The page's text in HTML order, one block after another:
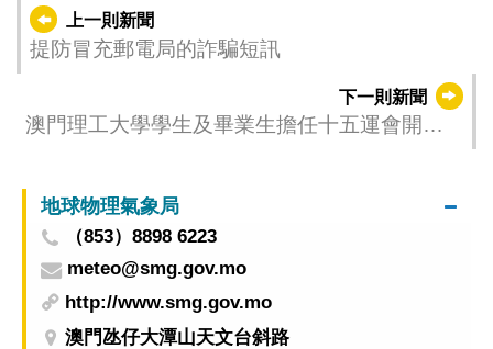
上一則新聞
提防冒充郵電局的詐騙短訊
下一則新聞
澳門理工大學學生及畢業生擔任十五運會開幕
火炬傳遞和點燃主火炬
地球物理氣象局
（853）8898 6223
meteo@smg.gov.mo
http://www.smg.gov.mo
澳門氹仔大潭山天文台斜路